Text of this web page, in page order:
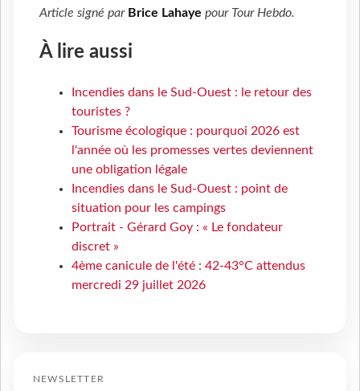
Article signé par Brice Lahaye pour Tour Hebdo.
À lire aussi
Incendies dans le Sud-Ouest : le retour des
touristes ?
Tourisme écologique : pourquoi 2026 est
l'année où les promesses vertes deviennent
une obligation légale
Incendies dans le Sud-Ouest : point de
situation pour les campings
Portrait - Gérard Goy : « Le fondateur
discret »
4ème canicule de l'été : 42-43°C attendus
mercredi 29 juillet 2026
NEWSLETTER